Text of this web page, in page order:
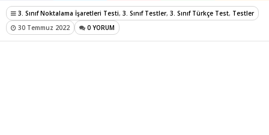
3. Sınıf Noktalama İşaretleri Testi, 3. Sınıf Testler, 3. Sınıf Türkçe Test, Testler
30 Temmuz 2022
0 YORUM